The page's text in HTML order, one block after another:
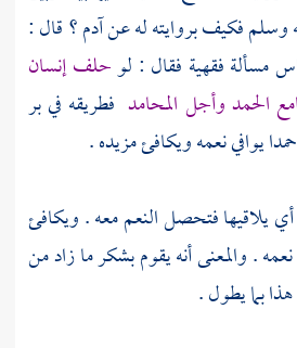
وسلم فكيف بروايته له عنآدم؟ قال :
مسألة فقهية فقال : لوحلف إنسان
الحمد وأجل المحامد فطريقه في بر
يوافي نعمه ويكافئ مزيده .
يلاقيها فتحصل النعم معه . ويكافئ
. والمعنى أنه يقوم بشكر ما زاد من
بما يطول .